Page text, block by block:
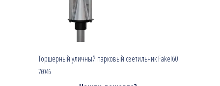
Торшерный уличный парковый светильник Fakel60
76046